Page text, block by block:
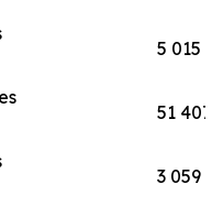
5 015
51 407
3 059